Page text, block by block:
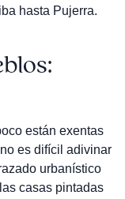
hasta Pujerra.
están exentas
es difícil adivinar
urbanístico
casas pintadas